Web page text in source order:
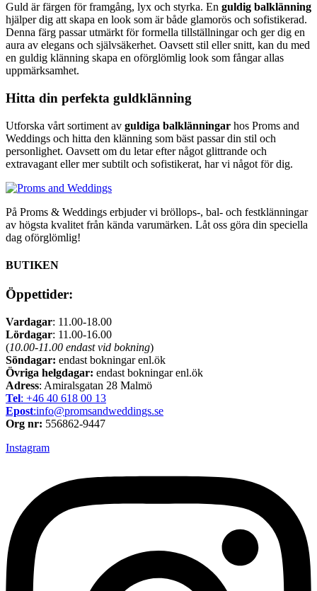
Guld är färgen för framgång, lyx och styrka. En guldig balklänning
hjälper dig att skapa en look som är både glamorös och sofistikerad.
Denna färg passar utmärkt för formella tillställningar och ger dig en
aura av elegans och självsäkerhet. Oavsett stil eller snitt, kan du med
en guldig klänning skapa en oförglömlig look som fångar allas
uppmärksamhet.
Hitta din perfekta guldklänning
Utforska vårt sortiment av guldiga balklänningar hos Proms and
Weddings och hitta den klänning som bäst passar din stil och
personlighet. Oavsett om du letar efter något glittrande och
extravagant eller mer subtilt och sofistikerat, har vi något för dig.
På Proms & Weddings erbjuder vi bröllops-, bal- och festklänningar
av högsta kvalitet från kända varumärken. Låt oss göra din speciella
dag oförglömlig!
BUTIKEN
Öppettider:
Vardagar: 11.00-18.00
Lördagar: 11.00-16.00
(10.00-11.00 endast vid bokning)
Söndagar: endast bokningar enl.ök
Övriga helgdagar: endast bokningar enl.ök
Adress: Amiralsgatan 28 Malmö
Tel: +46 40 618 ​00 13
Epost:info@promsandweddings.se
Org nr: 556862-9447
Instagram